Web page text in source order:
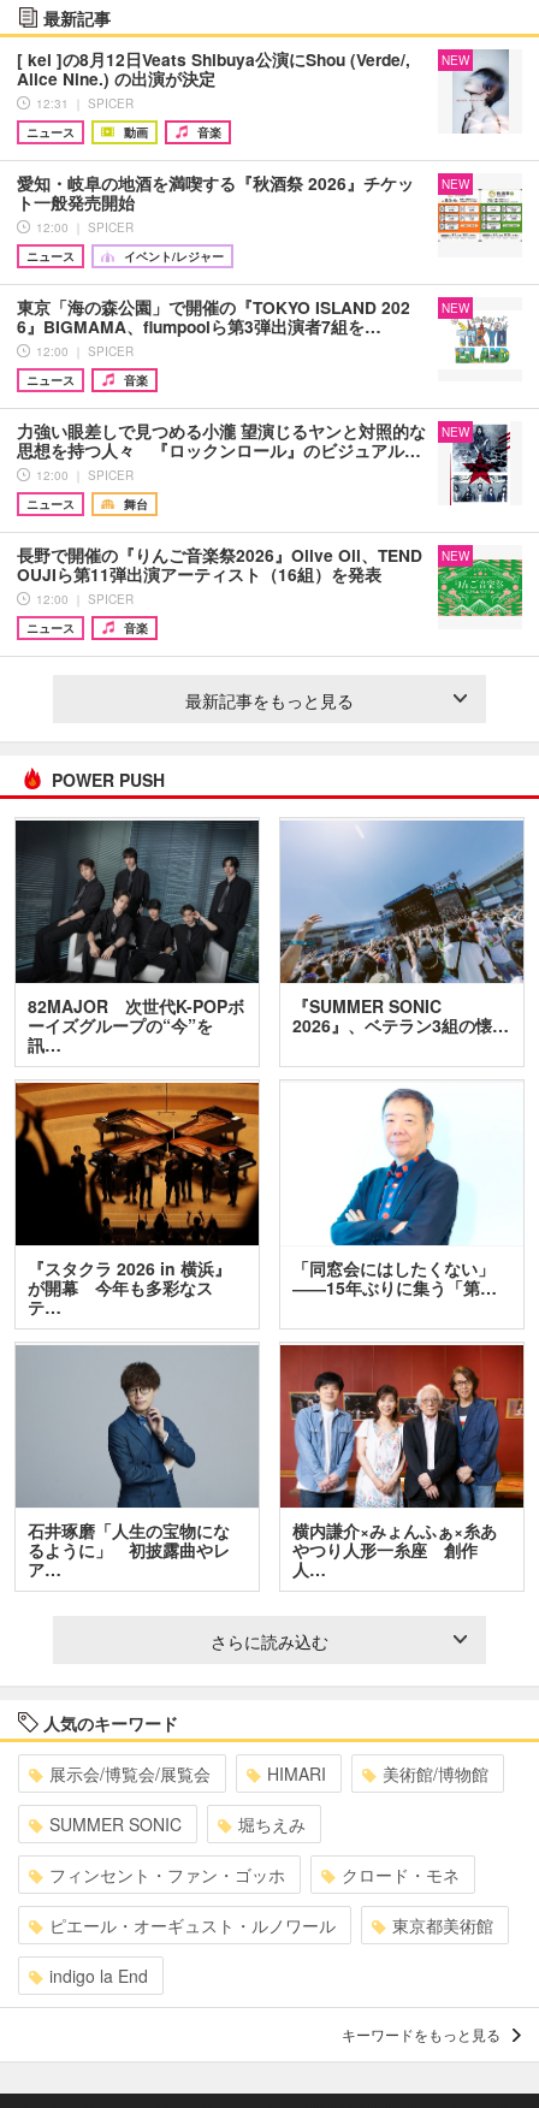
最新記事
[ kei ]の8月12日Veats Shibuya公演にShou (Verde/,
Alice Nine.) の出演が決定
12:31 ｜ SPICER
ニュース
動画 音楽
NEW
愛知・岐阜の地酒を満喫する『秋酒祭 2026』チケッ
ト一般発売開始
12:00 ｜ SPICER
ニュース
イベント/レジャー
NEW
東京「海の森公園」で開催の『TOKYO ISLAND 202
6』BIGMAMA、flumpoolら第3弾出演者7組を…
12:00 ｜ SPICER
ニュース
音楽
NEW
力強い眼差しで見つめる小瀧 望演じるヤンと対照的な
思想を持つ人々 『ロックンロール』のビジュアル…
12:00 ｜ SPICER
ニュース
舞台
NEW
長野で開催の『りんご音楽祭2026』Olive Oil、TEND
OUJIら第11弾出演アーティスト（16組）を発表
12:00 ｜ SPICER
ニュース
音楽
NEW
最新記事をもっと見る
POWER PUSH
82MAJOR 次世代K-POPボ
ーイズグループの“今”を
訊…
『SUMMER SONIC
2026』、ベテラン3組の懐…
『スタクラ 2026 in 横浜』
が開幕 今年も多彩なス
テ…
「同窓会にはしたくない」
――15年ぶりに集う「第…
石井琢磨「人生の宝物にな
るように」 初披露曲やレ
ア…
横内謙介×みょんふぁ×糸あ
やつり人形一糸座 創作
人…
さらに読み込む
人気のキーワード
展示会/博覧会/展覧会 HIMARI 美術館/博物館
SUMMER SONIC 堀ちえみ
フィンセント・ファン・ゴッホ クロード・モネ
ピエール・オーギュスト・ルノワール 東京都美術館
indigo la End
キーワードをもっと見る